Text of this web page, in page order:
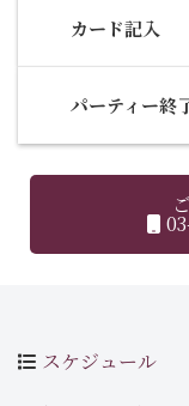
カード記入
パーティー終
スケジュール